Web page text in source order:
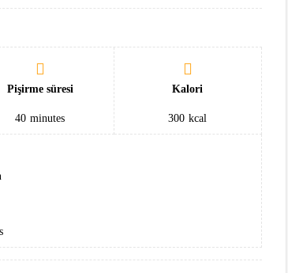
Pişirme süresi
40 minutes
Kalori
300 kcal